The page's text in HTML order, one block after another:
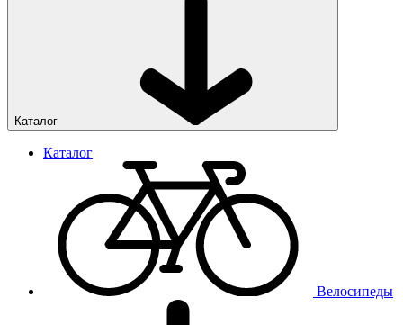
Каталог
Каталог
Велосипеды